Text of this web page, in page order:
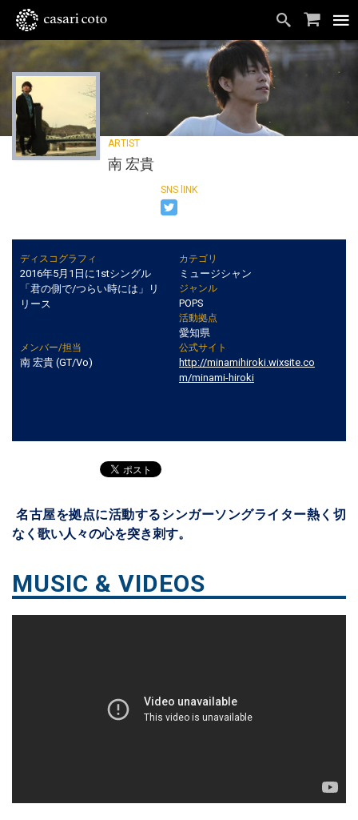
南 宏貴
ディスコグラフィ
2016年5月1日に1stシングル
「君の側で/つらい時には」リ
リース
カテゴリ
ミュージシャン
ジャンル
POPS
活動拠点
愛知県
メンバー/担当
南 宏貴 (GT/Vo)
公式サイト
http://minamihiroki.wixsite.co
m/minami-hiroki
名古屋を拠点に活動するシンガーソングライター熱く切
なく歌い人々の心を突き刺す。
MUSIC & VIDEOS